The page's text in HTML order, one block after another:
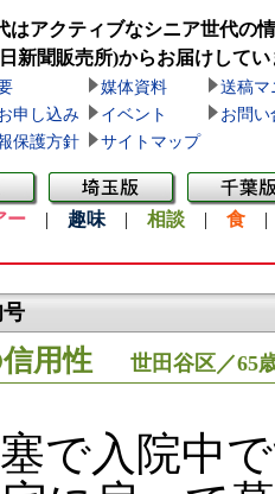
はアクティブなシニア世代の
新聞販売所)からお届けしてい
媒体資料
送稿マ
申し込み
イベント
お問い
保護方針
サイトマップ
ー | 趣味 | 相談 | 食
用性 世田谷区／65
で入院中